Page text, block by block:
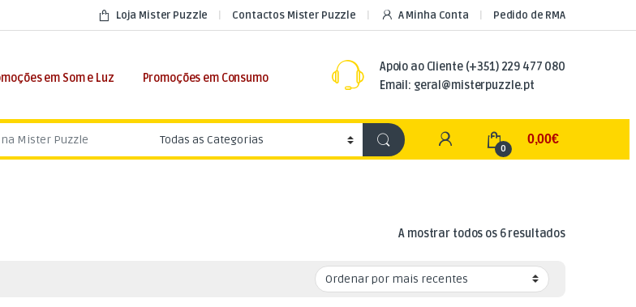
Loja Mister Puzzle Contactos Mister Puzzle A Minha Conta Pedido de RMA
em Som e Luz Promoções em Consumo
Apoio ao Cliente(+351) 229 477 080
Email: geral@misterpuzzle.pt
My Account
0
0,00€
A mostrar todos os 6 resultadosOrdenado